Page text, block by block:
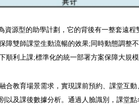
資源型的助學計劃，它的背後有一整套遠
障雙師課堂生動流暢的效果;同時動態調整
順利上課;標準化的統一部署方案保障大規
合教育場景需求，實現課前預約、課堂互
以及課後數據分析。通過人臉識別，課堂